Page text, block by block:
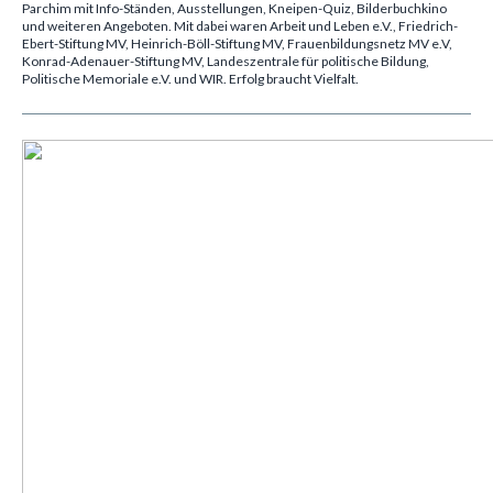
Parchim mit Info-Ständen, Ausstellungen, Kneipen-Quiz, Bilderbuchkino
und weiteren Angeboten. Mit dabei waren Arbeit und Leben e.V., Friedrich-
Ebert-Stiftung MV, Heinrich-Böll-Stiftung MV, Frauenbildungsnetz MV e.V,
Konrad-Adenauer-Stiftung MV, Landeszentrale für politische Bildung,
Politische Memoriale e.V. und WIR. Erfolg braucht Vielfalt.